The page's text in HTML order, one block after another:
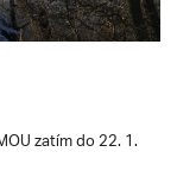
zatím do 22. 1.